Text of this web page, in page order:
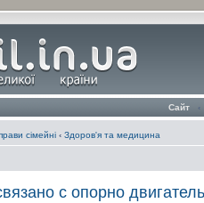
Сайт ‹
сімейні ‹ Здоров'я та медицина
с опорно